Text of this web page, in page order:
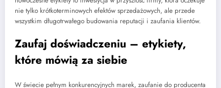
nie tylko krótkoterminowych efektów sprzedażowych, ale przede
wszystkim długotrwałego budowania reputacji i zaufania klientów.
Zaufaj doświadczeniu – etykiety,
które mówią za siebie
W świecie pełnym konkurencyjnych marek, zaufanie do producenta